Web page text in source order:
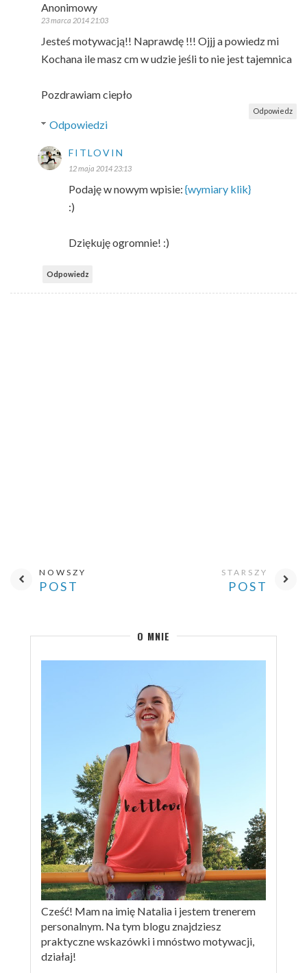
Anonimowy
23 marca 2014 21:03
Jesteś motywacją!! Naprawdę !!! Ojjj a powiedz mi
Kochana ile masz cm w udzie jeśli to nie jest tajemnica
Pozdrawiam ciepło
Odpowiedz
Odpowiedzi
FITLOVIN
12 maja 2014 23:13
Podaję w nowym wpisie: {wymiary klik}
:)
Dziękuję ogromnie! :)
Odpowiedz
NOWSZY
POST
STARSZY
POST
O MNIE
Cześć! Mam na imię Natalia i jestem trenerem
personalnym. Na tym blogu znajdziesz
praktyczne wskazówki i mnóstwo motywacji,
działaj!